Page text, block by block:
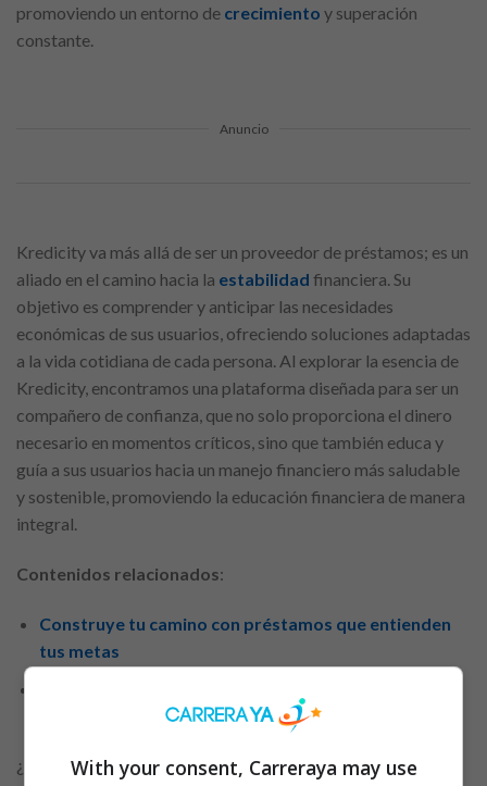
promoviendo un entorno de crecimiento y superación
constante.
Anuncio
Kredicity va más allá de ser un proveedor de préstamos; es un
aliado en el camino hacia la estabilidad financiera. Su
objetivo es comprender y anticipar las necesidades
económicas de sus usuarios, ofreciendo soluciones adaptadas
a la vida cotidiana de cada persona. Al explorar la esencia de
Kredicity, encontramos una plataforma diseñada para ser un
compañero de confianza, que no solo proporciona el dinero
necesario en momentos críticos, sino que también educa y
guía a sus usuarios hacia un manejo financiero más saludable
y sostenible, promoviendo la educación financiera de manera
integral.
Contenidos relacionados:
Construye tu camino con préstamos que entienden
tus metas
gratificante con la tarjeta de crédito correcta
¿Alguna vez has soñado con un sistema que te recompense
With your consent, Carreraya may use